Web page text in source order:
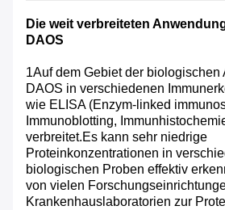
Die weit verbreiteten
DAOS
1Auf dem Gebiet der biologischen
DAOS in verschiedenen
wie ELISA (Enzym-linked
Immunoblotting,
verbreitet.Es kann sehr niedrige
Proteinkonzentrationen in
biologischen Proben effektiv
von vielen
Krankenhauslaboratorien zur